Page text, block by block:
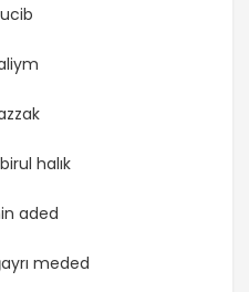
halık
aded
meded